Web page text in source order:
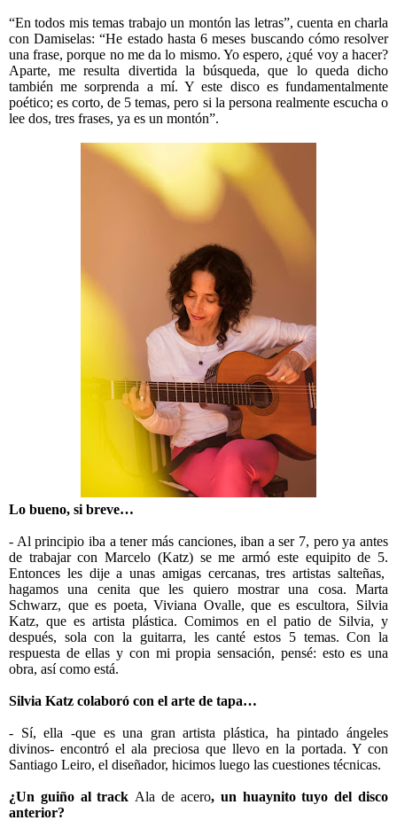
“En todos mis temas trabajo un montón las letras”, cuenta en charla
con Damiselas: “He estado hasta 6 meses buscando cómo resolver
una frase, porque no me da lo mismo. Yo espero, ¿qué voy a hacer?
Aparte, me resulta divertida la búsqueda, que lo queda dicho
también me sorprenda a mí. Y este disco es fundamentalmente
poético; es corto, de 5 temas, pero si la persona realmente escucha o
lee dos, tres frases, ya es un montón”.
Lo bueno, si breve…
- Al principio iba a tener más canciones, iban a ser 7, pero ya antes
de trabajar con Marcelo (Katz) se me armó este equipito de 5.
Entonces les dije a unas amigas cercanas, tres artistas salteñas,
hagamos una cenita que les quiero mostrar una cosa. Marta
Schwarz, que es poeta,Viviana Ovalle, que es escultora, Silvia
Katz, que es artista plástica. Comimos en el patio de Silvia, y
después, sola con la guitarra, les canté estos 5 temas. Con la
respuesta de ellas y con mi propia sensación, pensé: esto es una
obra, así como está.
Silvia Katz colaboró con el arte de tapa…
- Sí, ella -que es una gran artista plástica, ha pintado ángeles
divinos- encontró el ala preciosa que llevo en la portada. Y con
Santiago Leiro, el diseñador, hicimos luego las cuestiones técnicas.
¿Un guiño al trackAla de acero, un huaynito tuyo del disco
anterior?